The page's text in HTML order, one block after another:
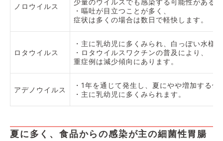
ノロウイルス
少量のウイルスでも感染する可能性がある
・嘔吐が目立つことが多く、
症状は多くの場合は数日で軽快します。
ロタウイルス
・主に乳幼児に多くみられ、白っぽい水様
・ロタウイルスワクチンの普及により、
重症例は減少傾向にあります。
アデノウイルス
・1年を通じて発生し、夏にやや増加する傾
・主に乳幼児に多くみられます。
夏に多く、食品からの感染が主の細菌性胃腸